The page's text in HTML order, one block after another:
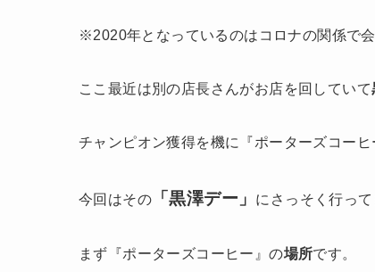
※2020年となっているのはコロナの関係で
ここ最近は別の店長さんがお店を回していて
チャンピオン獲得を機に『ポーターズコー
今回はその 「黒澤デー」 にさっそく行って
まず『ポーターズコーヒー』の場所です。